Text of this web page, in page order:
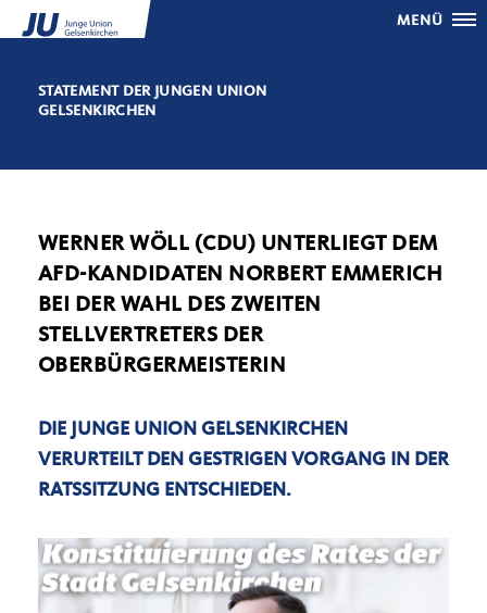
MENÜ
STATEMENT DER JUNGEN UNION
GELSENKIRCHEN
WERNER WÖLL (CDU) UNTERLIEGT DEM
AFD-KANDIDATEN NORBERT EMMERICH
BEI DER WAHL DES ZWEITEN
STELLVERTRETERS DER
OBERBÜRGERMEISTERIN
DIE JUNGE UNION GELSENKIRCHEN
VERURTEILT DEN GESTRIGEN VORGANG IN DER
RATSSITZUNG ENTSCHIEDEN.